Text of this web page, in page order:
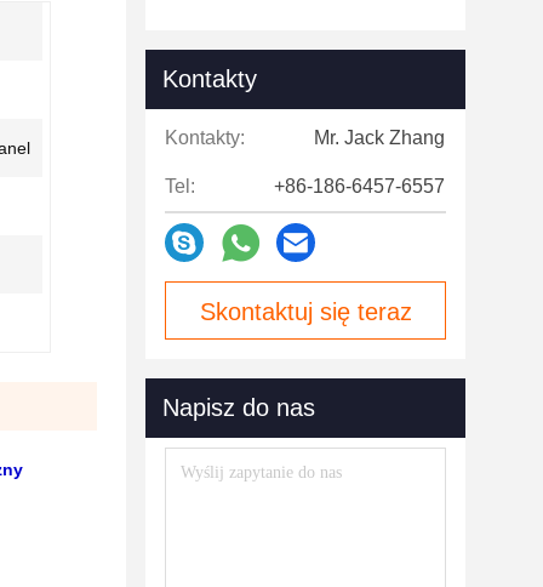
Kontakty
Kontakty: Mr. Jack Zhang
Tel: +86-186-6457-6557
Skontaktuj się teraz
Napisz do nas